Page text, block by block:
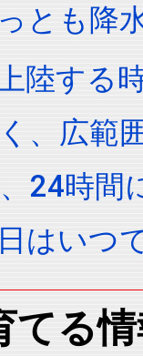
とも降
陸する
、広範
24時間
はいつ
てる